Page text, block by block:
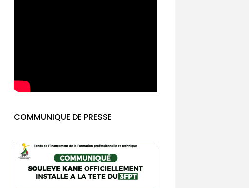
COMMUNIQUE DE PRESSE